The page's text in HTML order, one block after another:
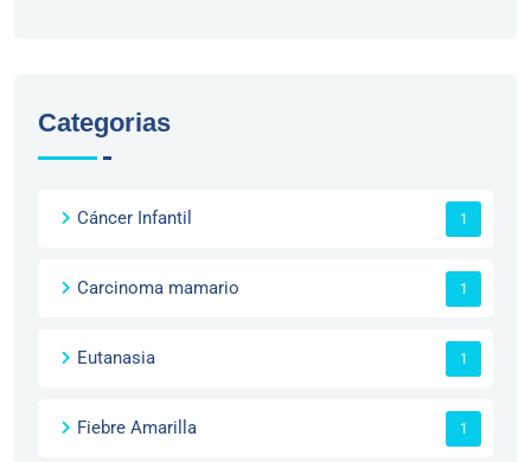
Categorias
Cáncer Infantil 1
Carcinoma mamario 1
Eutanasia 1
Fiebre Amarilla 1